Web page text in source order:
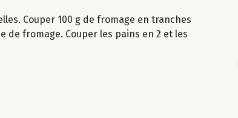
Couper 100 g de fromage en tranches
de fromage. Couper les pains en 2 et les